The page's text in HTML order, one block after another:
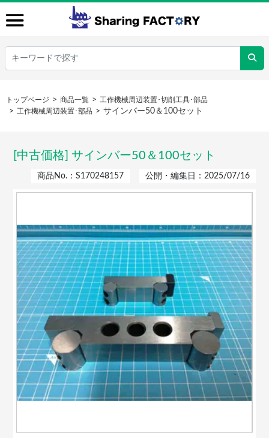
トップページ 商品一覧
工作機械周辺装置･切削工具･部品
工作機械周辺装置･部品
サインバー50＆100セット
[中古価格] サインバー50＆100セット
商品No.：S170248157 公開・編集日：2025/07/16